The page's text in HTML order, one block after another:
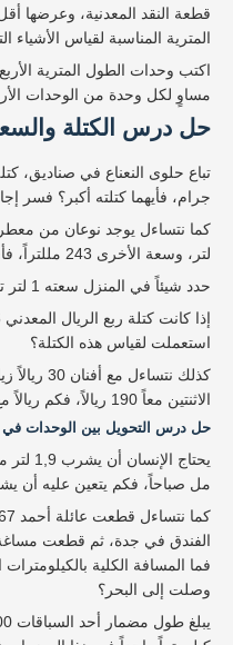
قطعة النقد المعدنية، وعرضها
المترية المناسبة لقياس الأشياء
اكتب وحدات الطول المترية
مساوٍ لكل وحدة من الوحدات
حل درس الكتلة
جرام، فأيهما كتلته أكبر؟ فسر
لتر، وسعة الأخرى 243 مللتراً، فأي العبوتين سعتها أقل؟
حدد شيئاً في المنزل سعته 1 لتر تقريباً
استعملت لقياس هذه الكتلة؟
كذلك
الاثنتين معاً 190 ريالاً، فكم ريالاً مع كل منهما؟
حل درس التحويل بين الوحدات في
مل صباحاً، فكم يتعين عليه أن
فما المسافة الكلية
وصلت إلى البحر؟